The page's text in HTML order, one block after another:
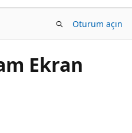
Oturum açın
Ekran